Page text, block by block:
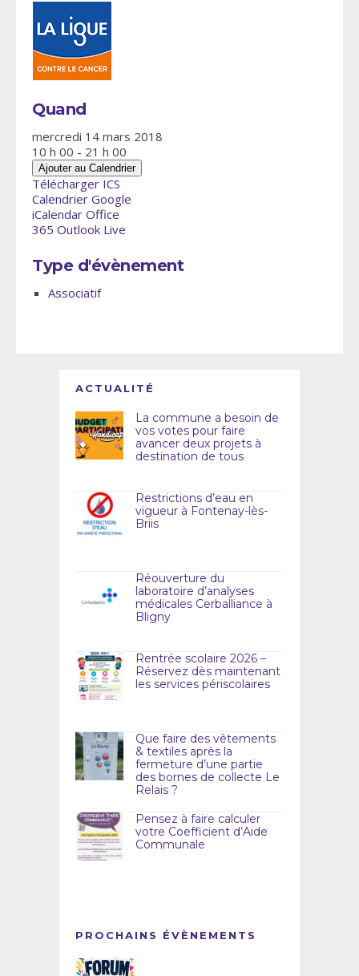
Quand
mercredi 14 mars 2018
10 h 00 - 21 h 00
Ajouter au Calendrier
Télécharger ICS
Calendrier Google
iCalendar Office
365 Outlook Live
Type d'évènement
Associatif
ACTUALITÉ
La commune a besoin de
vos votes pour faire
avancer deux projets à
destination de tous
Restrictions d’eau en
vigueur à Fontenay-lès-
Briis
Réouverture du
laboratoire d’analyses
médicales Cerballiance à
Bligny
Rentrée scolaire 2026 –
Réservez dès maintenant
les services périscolaires
Que faire des vêtements
& textiles après la
fermeture d’une partie
des bornes de collecte Le
Relais ?
Pensez à faire calculer
votre Coefficient d’Aide
Communale
PROCHAINS ÉVÈNEMENTS